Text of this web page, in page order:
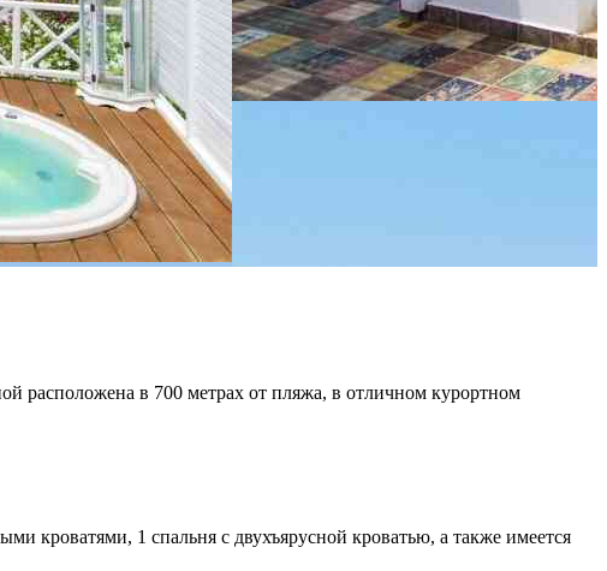
расположена в 700 метрах от пляжа, в отличном курортном
кроватями, 1 спальня с двухъярусной кроватью, а также имеется